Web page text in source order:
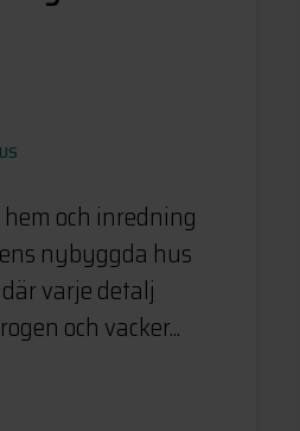
och inredning
nybyggda hus
varje detalj
och vacker...